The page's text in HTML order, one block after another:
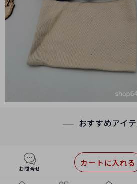
おすすめアイ
お問合せ
カートに入れる